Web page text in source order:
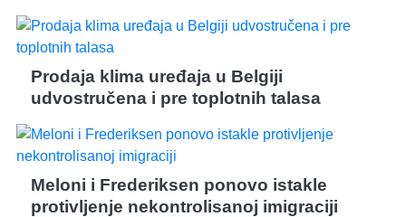
Prodaja klima uređaja u Belgiji
udvostručena i pre toplotnih talasa
Meloni i Frederiksen ponovo istakle
protivljenje nekontrolisanoj imigraciji